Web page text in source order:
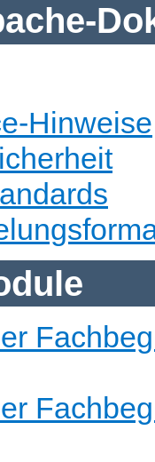
Hinweise